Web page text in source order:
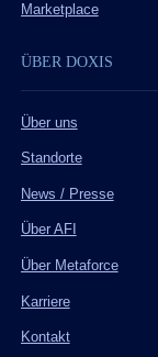
Marketplace
ÜBER DOXIS
Über uns
Standorte
News / Presse
Über AFI
Über Metaforce
Karriere
Kontakt